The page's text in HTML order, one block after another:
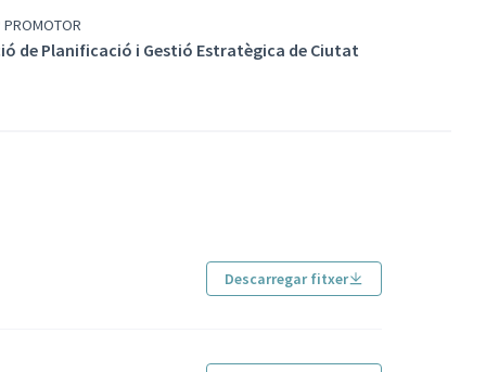
PROMOTOR
de Planificació i Gestió Estratègica de Ciutat
Descarregar fitxer